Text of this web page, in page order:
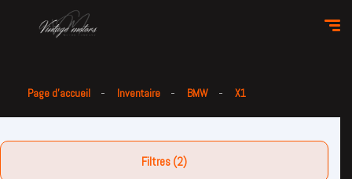
Page d'accueil Inventaire BMW X1
Filtres (2)